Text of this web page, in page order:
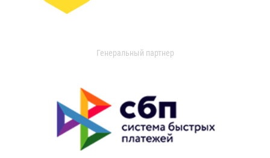
Генеральный партнер